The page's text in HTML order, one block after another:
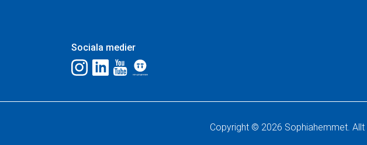
Sociala medier
Copyright © 2026 Sophiahemmet.